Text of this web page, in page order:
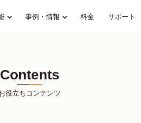
事例・情報 料金 サポート
Contents
役立ちコンテンツ